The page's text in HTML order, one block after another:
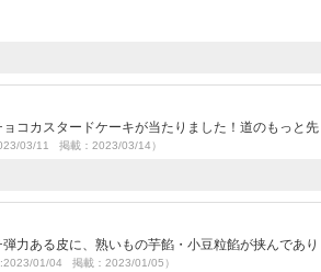
コカスタードケーキが当たりました！道のもっと先
03/11 掲載：2023/03/14）
力ある皮に、熟いもの芋餡・小豆粒餡が挟んであり
:2023/01/04 掲載：2023/01/05）